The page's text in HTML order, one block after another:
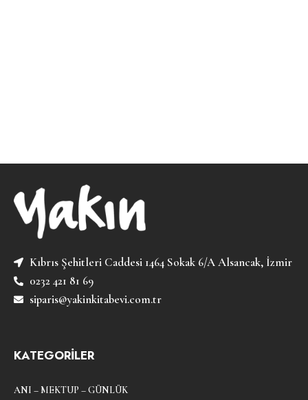
Kıbrıs Şehitleri Caddesi 1464 Sokak 6/A Alsancak, İzmir
0232 421 81 69
siparis@yakinkitabevi.com.tr
KATEGORİLER
ANI – MEKTUP – GÜNLÜK